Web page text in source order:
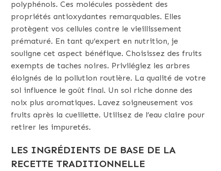
polyphénols. Ces molécules possèdent des
propriétés antioxydantes remarquables. Elles
protègent vos cellules contre le vieillissement
prématuré. En tant qu’expert en nutrition, je
souligne cet aspect bénéfique. Choisissez des fruits
exempts de taches noires. Privilégiez les arbres
éloignés de la pollution routière. La qualité de votre
sol influence le goût final. Un sol riche donne des
noix plus aromatiques. Lavez soigneusement vos
fruits après la cueillette. Utilisez de l’eau claire pour
retirer les impuretés.
LES INGRÉDIENTS DE BASE DE LA
RECETTE TRADITIONNELLE